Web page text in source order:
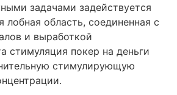
задачами задействуется
область, соединенная с
и выработкой
стимуляция покер на деньги
стимулирующую